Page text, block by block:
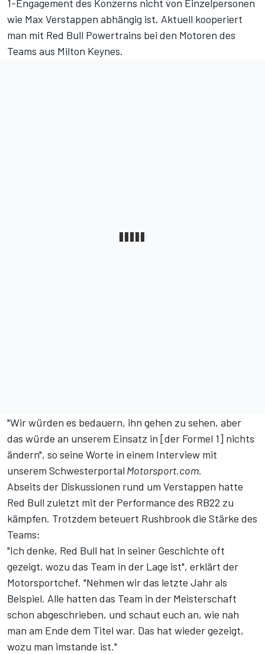
1-Engagement des Konzerns nicht von Einzelpersonen
wie Max Verstappen abhängig ist. Aktuell kooperiert
man mit Red Bull Powertrains bei den Motoren des
Teams aus Milton Keynes.
"Wir würden es bedauern, ihn gehen zu sehen, aber
das würde an unserem Einsatz in [der Formel 1] nichts
ändern", so seine Worte in einem Interview mit
unserem Schwesterportal Motorsport.com.
Abseits der Diskussionen rund um Verstappen hatte
Red Bull zuletzt mit der Performance des RB22 zu
kämpfen. Trotzdem beteuert Rushbrook die Stärke des
Teams:
"Ich denke, Red Bull hat in seiner Geschichte oft
gezeigt, wozu das Team in der Lage ist", erklärt der
Motorsportchef. "Nehmen wir das letzte Jahr als
Beispiel. Alle hatten das Team in der Meisterschaft
schon abgeschrieben, und schaut euch an, wie nah
man am Ende dem Titel war. Das hat wieder gezeigt,
wozu man imstande ist."